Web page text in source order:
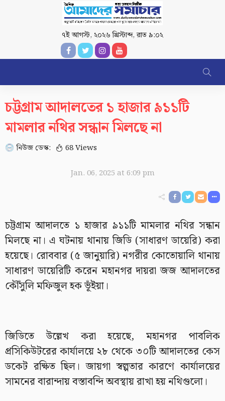
৭ই আগস্ট, ২০২৬ খ্রিস্টাব্দ,রাত ৯:০২
চট্টগ্রাম আদালতের ১ হাজার ৯১১টি
মামলার নথির সন্ধান মিলছে না
নিউজ ডেস্ক: 68 Views
Jan. 06, 2025 at 6:09 pm
চট্টগ্রাম আদালতে ১ হাজার ৯১১টি মামলার নথির সন্ধান
মিলছে না। এ ঘটনায় থানায় জিডি (সাধারণ ডায়েরি) করা
হয়েছে। রোববার (৫ জানুয়ারি) নগরীর কোতোয়ালি থানায়
সাধারণ ডায়েরিটি করেন মহানগর দায়রা জজ আদালতের
কৌঁসুলি মফিজুল হক ভূঁইয়া।
জিডিতে উল্লেখ করা হয়েছে, মহানগর পাবলিক
প্রসিকিউটরের কার্যালয়ে ২৮ থেকে ৩০টি আদালতের কেস
ডকেট রক্ষিত ছিল। জায়গা স্বল্পতার কারণে কার্যালয়ের
সামনের বারান্দায় বস্তাবন্দি অবস্থায় রাখা হয় নথিগুলো।